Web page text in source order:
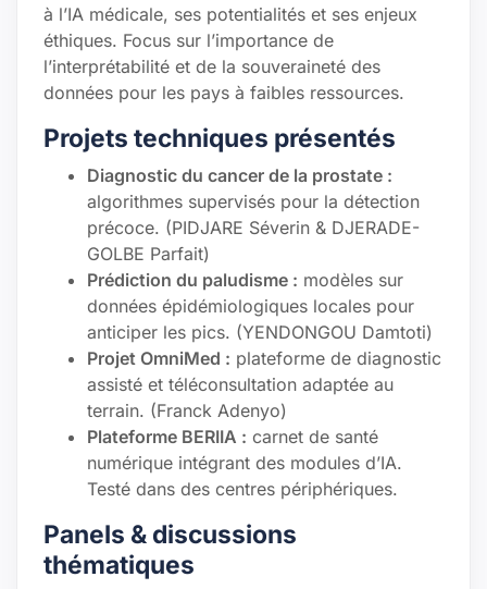
à l’IA médicale, ses potentialités et ses enjeux
éthiques. Focus sur l’importance de
l’interprétabilité et de la souveraineté des
données pour les pays à faibles ressources.
Projets techniques présentés
Diagnostic du cancer de la prostate :
algorithmes supervisés pour la détection
précoce. (PIDJARE Séverin & DJERADE-
GOLBE Parfait)
Prédiction du paludisme : modèles sur
données épidémiologiques locales pour
anticiper les pics. (YENDONGOU Damtoti)
Projet OmniMed : plateforme de diagnostic
assisté et téléconsultation adaptée au
terrain. (Franck Adenyo)
Plateforme BERIIA : carnet de santé
numérique intégrant des modules d’IA.
Testé dans des centres périphériques.
Panels & discussions
thématiques